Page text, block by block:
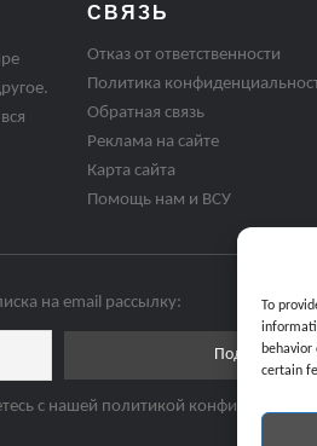
To
behavior
certain
СВЯЗЬ
Отказ от ответственности
Политика
Обратная связь
Реклама на сайте
Карта сайта
Помощь нам и ВСУ
на email рассылку:
с нашей политикой